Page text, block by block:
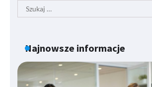
Szukaj:
Najnowsze informacje